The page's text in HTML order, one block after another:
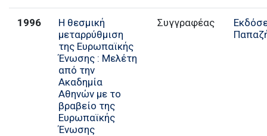
1996
Η θεσμική
μεταρρύθμιση
της Ευρωπαϊκής
Ένωσης : Μελέτη
από την
Ακαδημία
Αθηνών με το
βραβείο της
Ευρωπαϊκής
Ένωσης
Συγγραφέας